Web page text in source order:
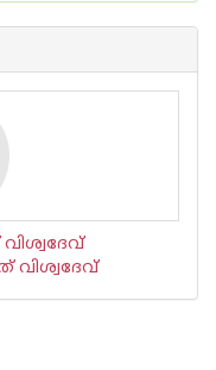
വിശ്വദേവ്
വിശ്വദേവ്